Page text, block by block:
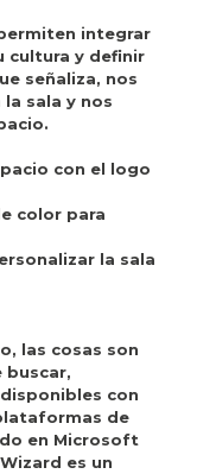
integrar
cultura y definir
señaliza, nos
sala y nos
con el logo
color para
la sala
las cosas son
buscar,
con
de
en Microsoft
es un